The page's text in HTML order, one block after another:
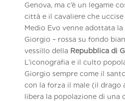
Genova, ma c’è un legame
città e il cavaliere che
Medio Evo venne adottata la
Giorgio – rossa su fondo
vessillo della Repubblica di
L’iconografia e il culto
Giorgio sempre come il
con la forza il male (il drago
libera la popolazione di una